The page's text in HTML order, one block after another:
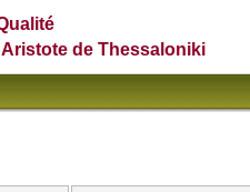
de Thessaloniki